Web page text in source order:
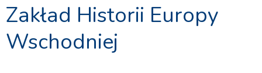
Zakład Historii Europy
Wschodniej